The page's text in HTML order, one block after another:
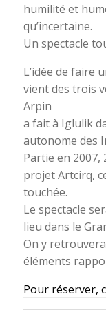
humilité et
qu’incertaine.
Un spectacle
L’idée de faire
vient des trois
Arpin
a fait à Iglulik
autonome des
Partie en 2007,
projet Artcirq,
touchée.
Le spectacle
lieu dans le
On y
éléments
Pour réserver,